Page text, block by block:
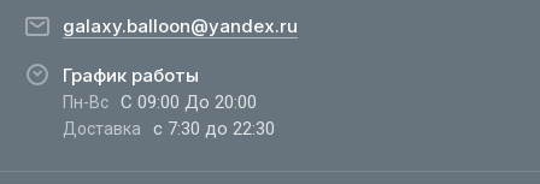
galaxy.balloon@yandex.ru
График работы
Пн-Вс С 09:00 До 20:00
Доставка с 7:30 до 22:30